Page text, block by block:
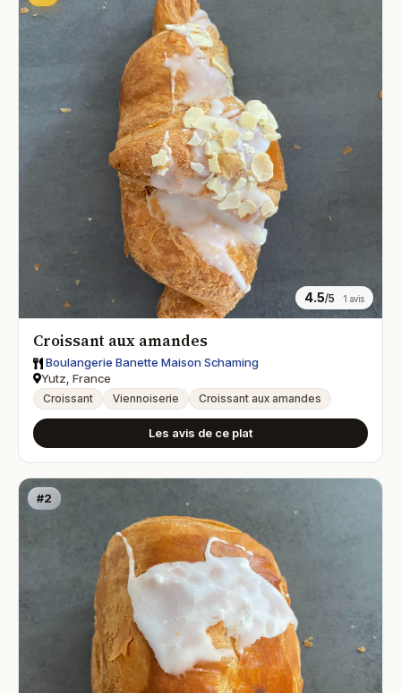
4.5/5 1 avis
Croissant aux amandes
Boulangerie Banette Maison Schaming
Yutz, France
Croissant Viennoiserie Croissant aux amandes
Les avis de ce plat
#2